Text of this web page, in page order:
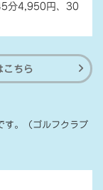
分4,950円、30
こちら
す。（ゴルフクラブ